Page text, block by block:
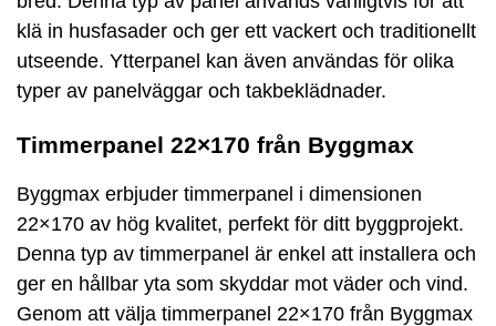
klä in husfasader och ger ett vackert och traditionellt
utseende. Ytterpanel kan även användas för olika
typer av panelväggar och takbeklädnader.
Timmerpanel 22×170 från Byggmax
Byggmax erbjuder timmerpanel i dimensionen
22×170 av hög kvalitet, perfekt för ditt byggprojekt.
Denna typ av timmerpanel är enkel att installera och
ger en hållbar yta som skyddar mot väder och vind.
Genom att välja timmerpanel 22×170 från Byggmax